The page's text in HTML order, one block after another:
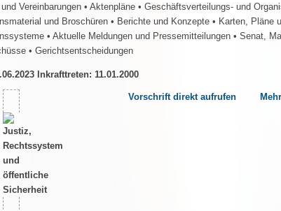
Vereinbarungen • Aktenpläne • Geschäftsverteilungs- und
und Broschüren • Berichte und Konzepte • Karten, Pläne
• Aktuelle Meldungen und Pressemitteilungen • Senat,
• Gerichtsentscheidungen
Inkrafttreten: 11.01.2000
Vorschrift direkt aufrufen